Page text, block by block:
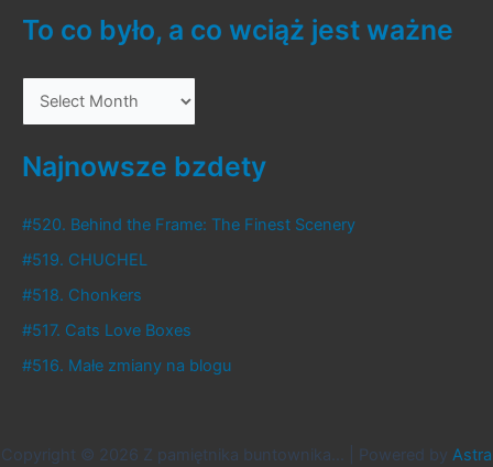
To co było, a co wciąż jest ważne
o
c
b
y
Najnowsze bzdety
#520. Behind the Frame: The Finest Scenery
#519. CHUCHEL
#518. Chonkers
#517. Cats Love Boxes
#516. Małe zmiany na blogu
Copyright © 2026 Z pamiętnika buntownika... | Powered by Astra